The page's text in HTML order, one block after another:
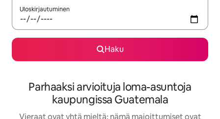
Uloskirjautuminen
Haku
Parhaaksi arvioituja loma-asuntoja
kaupungissa Guatemala
Vieraat ovat yhtä mieltä: nämä majoittumiset ovat